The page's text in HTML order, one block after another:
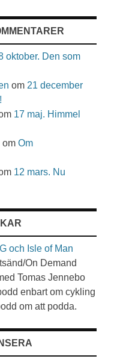
oktober. Den som
om 21 december
17 maj. Himmel
om Om
12 mars. Nu
och Isle of Man
On Demand
Tomas Jennebo
enbart om cykling
om att podda.